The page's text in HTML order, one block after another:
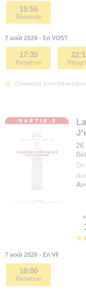
19:55
Réserver
7 août 2026 - En VOST
17:35
Réserver
Choisissez votre horaire
26
De
7 août 2026 - En VF
18:00
Réserver